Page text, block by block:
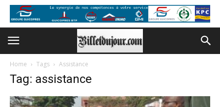
Home Tags Assistance
Tag: assistance